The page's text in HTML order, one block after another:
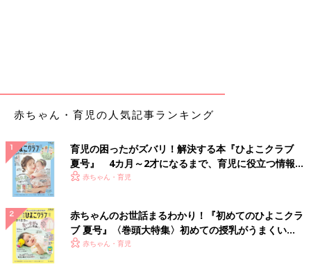
赤ちゃん・育児の人気記事ランキング
育児の困ったがズバリ！解決する本『ひよこクラブ
夏号』 4カ月～2才になるまで、育児に役立つ情報が
いっぱい！
赤ちゃん・育児
赤ちゃんのお世話まるわかり！『初めてのひよこクラ
ブ 夏号』〈巻頭大特集〉初めての授乳がうまくい
く！ おっぱい・ミルクの基本と夏のトラブル 解決テ
赤ちゃん・育児